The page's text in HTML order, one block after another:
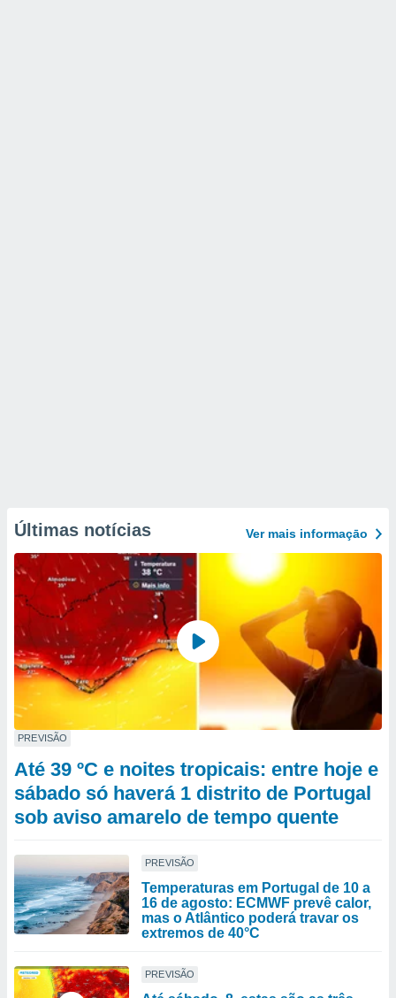
Últimas notícias Ver mais informaçāo
PREVISÃO
Até 39 ºC e noites tropicais: entre hoje e
sábado só haverá 1 distrito de Portugal
sob aviso amarelo de tempo quente
PREVISÃO
Temperaturas em Portugal de 10 a
16 de agosto: ECMWF prevê calor,
mas o Atlântico poderá travar os
extremos de 40°C
PREVISÃO